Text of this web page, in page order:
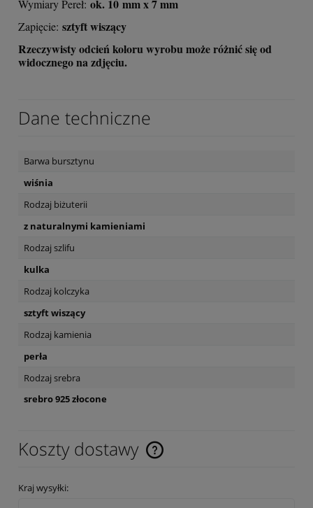
Wymiary Pereł: ok. 10 mm x 7 mm
Zapięcie: sztyft wiszący
Rzeczywisty odcień koloru wyrobu może różnić się od
widocznego na zdjęciu.
Dane techniczne
Barwa bursztynu
wiśnia
Rodzaj biżuterii
z naturalnymi kamieniami
Rodzaj szlifu
kulka
Rodzaj kolczyka
sztyft wiszący
Rodzaj kamienia
perła
Rodzaj srebra
srebro 925 złocone
Koszty dostawy
Cena nie zawiera ewentualnych kosztów płatności
Kraj wysyłki: